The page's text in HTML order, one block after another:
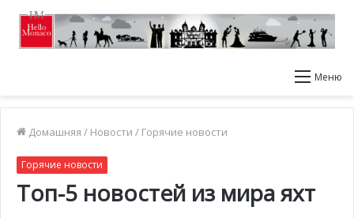
Меню
Домашняя / Новости / Горячие новости
Горячие новости
Топ-5 новостей из мира яхт